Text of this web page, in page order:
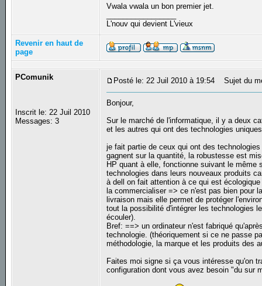
Vwala vwala un bon premier jet.
L'nouv qui devient L'vieux
Revenir en haut de
page
PComunik
Inscrit le: 22 Juil 2010
Messages: 3
Posté le: 22 Juil 2010 à 19:54 Sujet du
Bonjour,
Sur le marché de l'informatique, il y a deux
et les autres qui ont des technologies
je fait partie de ceux qui ont des
gagnent sur la quantité, la robustesse est
HP quant à elle, fonctionne suivant le
technologies dans leurs nouveaux produits
à dell on fait attention à ce qui est
la commercialiser => ce n'est pas bien pour
livraison mais elle permet de protéger
tout la possibilité d'intégrer les technologies
écouler).
Bref: ==> un ordinateur n'est fabriqué
technologie. (théoriquement si ce ne passe
méthodologie, la marque et les produits des
Faites moi signe si ça vous intéresse qu'on
configuration dont vous avez besoin "du sur